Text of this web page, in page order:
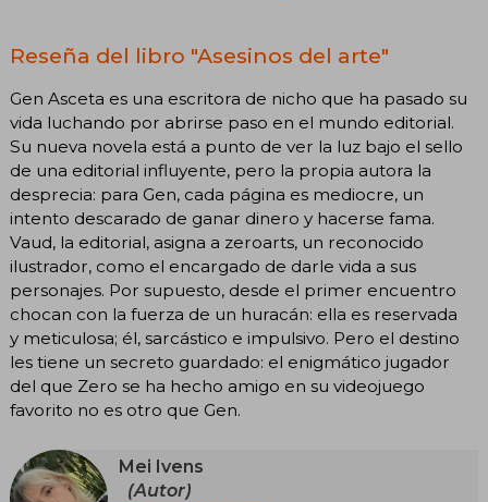
Reseña del libro "Asesinos del arte"
Gen Asceta es una escritora de nicho que ha pasado su
vida luchando por abrirse paso en el mundo editorial.
Su nueva novela está a punto de ver la luz bajo el sello
de una editorial influyente, pero la propia autora la
desprecia: para Gen, cada página es mediocre, un
intento descarado de ganar dinero y hacerse fama.
Vaud, la editorial, asigna a zeroarts, un reconocido
ilustrador, como el encargado de darle vida a sus
personajes. Por supuesto, desde el primer encuentro
chocan con la fuerza de un huracán: ella es reservada
y meticulosa; él, sarcástico e impulsivo. Pero el destino
les tiene un secreto guardado: el enigmático jugador
del que Zero se ha hecho amigo en su videojuego
favorito no es otro que Gen.
Mei Ivens
(Autor)